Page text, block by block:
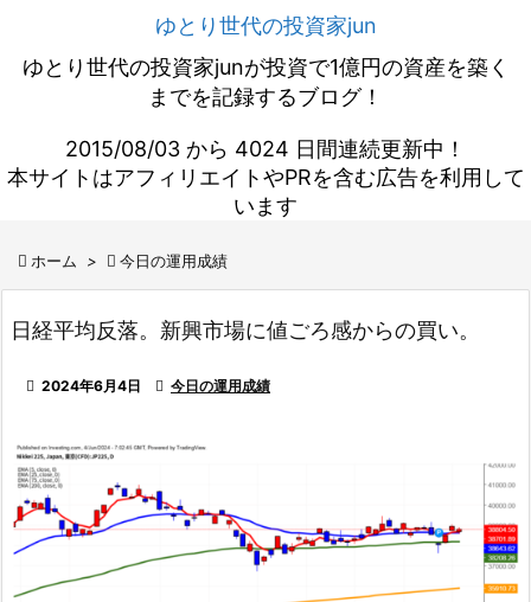
ゆとり世代の投資家jun
ゆとり世代の投資家junが投資で1億円の資産を築く
までを記録するブログ！
2015/08/03 から 4024 日間連続更新中！
本サイトはアフィリエイトやPRを含む広告を利用して
います
 ホーム >  今日の運用成績
日経平均反落。新興市場に値ごろ感からの買い。
 2024年6月4日  今日の運用成績